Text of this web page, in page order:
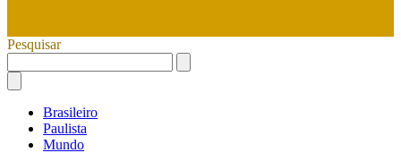
Pesquisar
Brasileiro
Paulista
Mundo